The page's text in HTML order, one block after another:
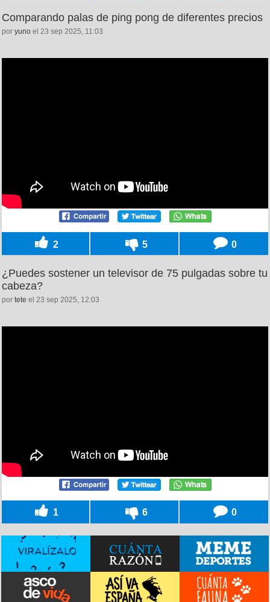
Comparando palas de ping pong de diferentes precios
por yuno el 23 sep 2025, 11:03
2 5 0
¿Puedes sostener un televisor de 75 pulgadas sobre tu
cabeza?
por tete el 23 sep 2025, 12:03
1 6 0